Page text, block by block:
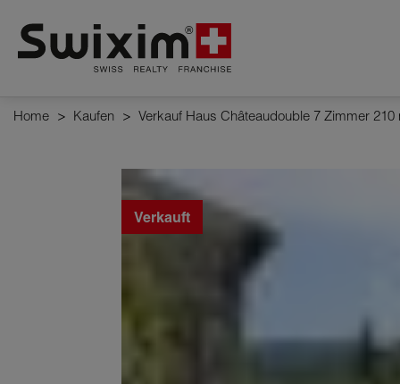
Home > Kaufen > Verkauf Haus Châteaudouble 7 Zimmer 210
Verkauft